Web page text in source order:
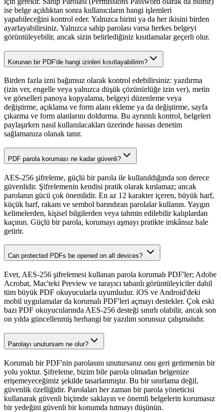
ise belge açıldıktan sonra kullanıcıların hangi işlemleri
yapabileceğini kontrol eder. Yalnızca birini ya da her ikisini birden
ayarlayabilirsiniz. Yalnızca sahip parolası varsa herkes belgeyi
görüntüleyebilir, ancak sizin belirlediğiniz kısıtlamalar geçerli olur.
Korunan bir PDF'de hangi izinleri kısıtlayabilirim?
Birden fazla izni bağımsız olarak kontrol edebilirsiniz: yazdırma
(izin ver, engelle veya yalnızca düşük çözünürlüğe izin ver), metin
ve görselleri panoya kopyalama, belgeyi düzenleme veya
değiştirme, açıklama ve form alanı ekleme ya da değiştirme, sayfa
çıkarma ve form alanlarını doldurma. Bu ayrıntılı kontrol, belgeleri
paylaşırken nasıl kullanılacakları üzerinde hassas denetim
sağlamanıza olanak tanır.
PDF parola koruması ne kadar güvenli?
AES-256 şifreleme, güçlü bir parola ile kullanıldığında son derece
güvenlidir. Şifrelemenin kendisi pratik olarak kırılamaz; ancak
parolanın gücü çok önemlidir. En az 12 karakter içeren, büyük harf,
küçük harf, rakam ve sembol barındıran parolalar kullanın. Yaygın
kelimelerden, kişisel bilgilerden veya tahmin edilebilir kalıplardan
kaçının. Güçlü bir parola, korumayı aşmayı pratikte imkânsız hale
getirir.
Can protected PDFs be opened on all devices?
Evet, AES-256 şifrelemesi kullanan parola korumalı PDF'ler; Adobe
Acrobat, Mac'teki Preview ve tarayıcı tabanlı görüntüleyiciler dahil
tüm büyük PDF okuyucularla uyumludur. iOS ve Android'deki
mobil uygulamalar da korumalı PDF'leri açmayı destekler. Çok eski
bazı PDF okuyucularında AES-256 desteği sınırlı olabilir, ancak son
on yılda güncellenmiş herhangi bir yazılım sorunsuz çalışmalıdır.
Parolayı unutursam ne olur?
Korumalı bir PDF'nin parolasını unutursanız onu geri getirmenin bir
yolu yoktur. Şifreleme, bizim bile parola olmadan belgenize
erişemeyeceğimiz şekilde tasarlanmıştır. Bu bir sınırlama değil,
güvenlik özelliğidir. Parolaları her zaman bir parola yöneticisi
kullanarak güvenli biçimde saklayın ve önemli belgelerin korumasız
bir yedeğini güvenli bir konumda tutmayı düşünün.